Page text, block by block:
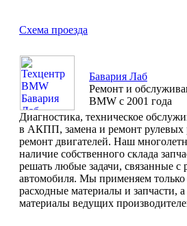
Схема проезда
Бавария Лаб
Ремонт и
BMW с 2001 года
Диагностика, техническое
в АКПП, замена и ремонт рулевых
ремонт двигателей. Наш
наличие собственного склада
решать любые задачи, связанные
автомобиля. Мы применяем только
расходные материалы и запчасти,
материалы ведущих